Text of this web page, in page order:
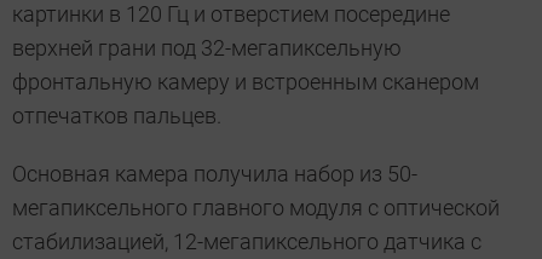
картинки в 120 Гц и отверстием посередине
верхней грани под 32-мегапиксельную
фронтальную камеру и встроенным сканером
отпечатков пальцев.
Основная камера получила набор из 50-
мегапиксельного главного модуля с оптической
стабилизацией, 12-мегапиксельного датчика с